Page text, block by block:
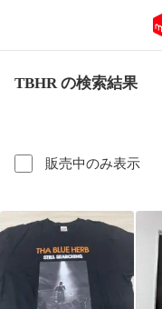
TBHR の検索結果
販売中のみ表示